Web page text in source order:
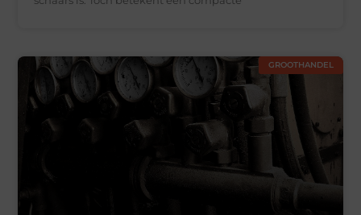
GROOTHANDEL